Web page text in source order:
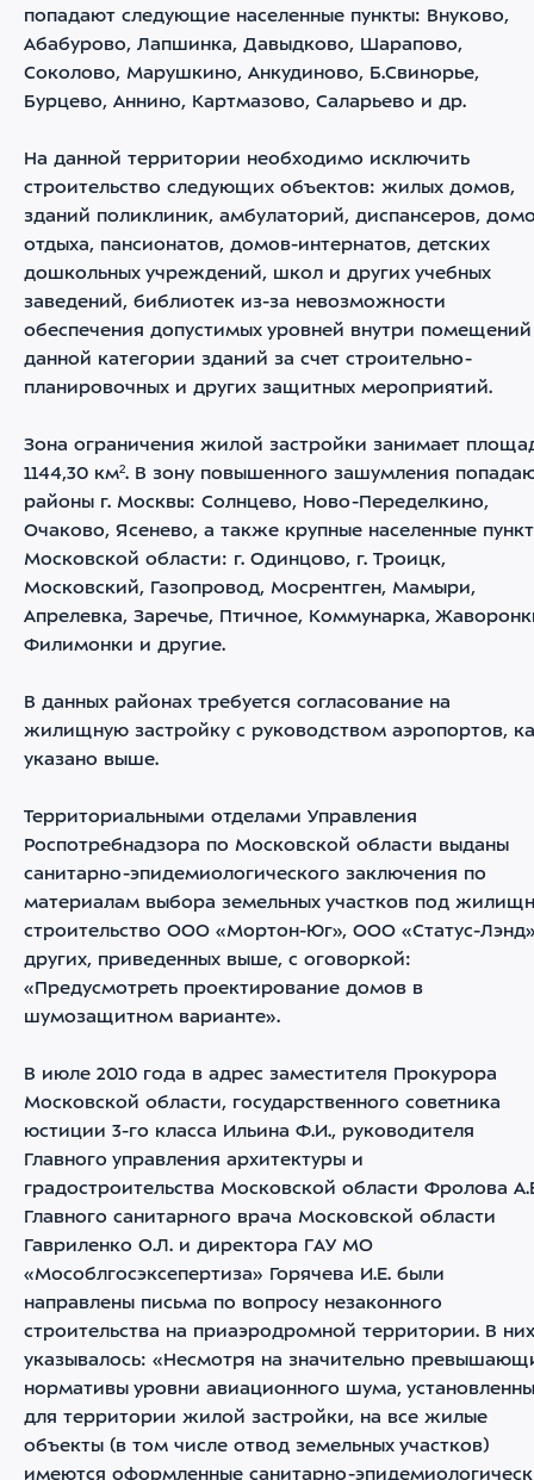
попадают следующие населенные пункты: Внуково,
Абабурово, Лапшинка, Давыдково, Шарапово,
Соколово, Марушкино, Анкудиново, Б.Свинорье,
Бурцево, Аннино, Картмазово, Саларьево и др.
На данной территории необходимо исключить
строительство следующих объектов: жилых домов,
зданий поликлиник, амбулаторий, диспансеров,
отдыха, пансионатов, домов-интернатов, детских
дошкольных учреждений, школ и других учебных
заведений, библиотек из-за невозможности
обеспечения допустимых уровней внутри помещений
данной категории зданий за счет строительно-
планировочных и других защитных мероприятий.
Зона ограничения жилой застройки занимает
1144,30 км². В зону повышенного зашумления
районы г. Москвы: Солнцево, Ново-Переделкино,
Очаково, Ясенево, а также крупные населенные
Московской области: г. Одинцово, г. Троицк,
Московский, Газопровод, Мосрентген, Мамыри,
Апрелевка, Заречье, Птичное, Коммунарка,
Филимонки и другие.
В данных районах требуется согласование на
жилищную застройку с руководством аэропортов,
указано выше.
Территориальными отделами Управления
Роспотребнадзора по Московской области выданы
санитарно-эпидемиологического заключения по
материалам выбора земельных участков под
строительство ООО «Мортон-Юг», ООО «Статус-
других, приведенных выше, с оговоркой:
«Предусмотреть проектирование домов в
шумозащитном варианте».
В июле 2010 года в адрес заместителя Прокурора
Московской области, государственного советника
юстиции 3-го класса Ильина Ф.И., руководителя
Главного управления архитектуры и
градостроительства Московской области Фролова
Главного санитарного врача Московской области
Гавриленко О.Л. и директора ГАУ МО
«Мособлгосэксепертиза» Горячева И.Е. были
направлены письма по вопросу незаконного
строительства на приаэродромной территории. В них
указывалось: «Несмотря на значительно
нормативы уровни авиационного шума,
для территории жилой застройки, на все жилые
объекты (в том числе отвод земельных участков)
имеются оформленные санитарно-